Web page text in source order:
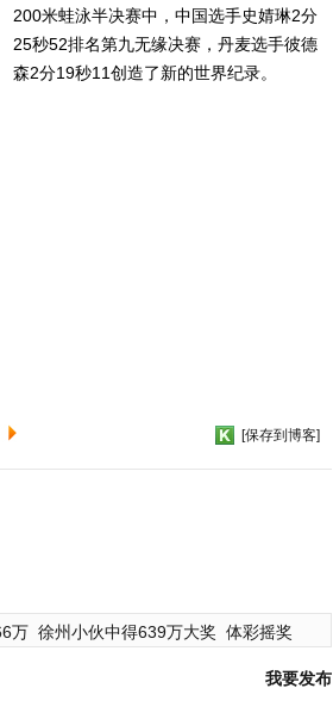
200米蛙泳半决赛中，中国选手史婧琳2分
25秒52排名第九无缘决赛，丹麦选手彼德
森2分19秒11创造了新的世界纪录。
[保存到博客]
万 徐州小伙中得639万大奖 体彩摇奖
我要发布